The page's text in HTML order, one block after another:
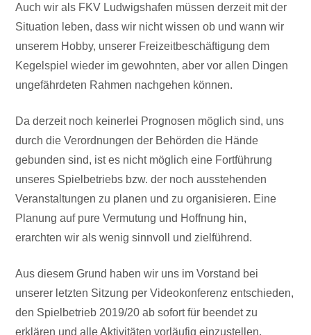
Auch wir als FKV Ludwigshafen müssen derzeit mit der
Situation leben, dass wir nicht wissen ob und wann wir
unserem Hobby, unserer Freizeitbeschäftigung dem
Kegelspiel wieder im gewohnten, aber vor allen Dingen
ungefährdeten Rahmen nachgehen können.
Da derzeit noch keinerlei Prognosen möglich sind, uns
durch die Verordnungen der Behörden die Hände
gebunden sind, ist es nicht möglich eine Fortführung
unseres Spielbetriebs bzw. der noch ausstehenden
Veranstaltungen zu planen und zu organisieren. Eine
Planung auf pure Vermutung und Hoffnung hin,
erarchten wir als wenig sinnvoll und zielführend.
Aus diesem Grund haben wir uns im Vorstand bei
unserer letzten Sitzung per Videokonferenz entschieden,
den Spielbetrieb 2019/20 ab sofort für beendet zu
erklären und alle Aktivitäten vorläufig einzustellen.